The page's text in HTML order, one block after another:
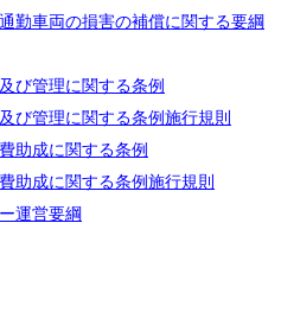
勤車両の損害の補償に関する要綱
び管理に関する条例
び管理に関する条例施行規則
助成に関する条例
助成に関する条例施行規則
運営要綱